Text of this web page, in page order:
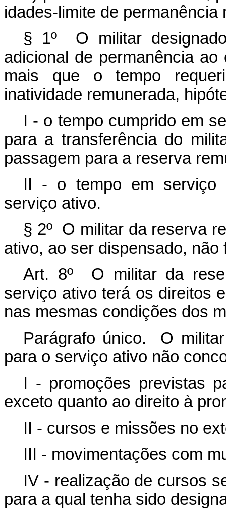
idades-limite de
§ 1º O militar
adicional de permanência
mais que o tempo
inatividade remunerada,
I - o tempo cumprido em
para a transferência do
passagem para a reserva
II - o tempo em serviço
serviço ativo.
§ 2º O militar da reserva
ativo, ao ser dispensado,
Art. 8º O militar da
serviço ativo terá os direitos
nas mesmas condições dos
Parágrafo único. O
para o serviço ativo não
I - promoções previstas
exceto quanto ao direito à
II - cursos e missões no
III - movimentações com
IV - realização de cursos
para a qual tenha sido